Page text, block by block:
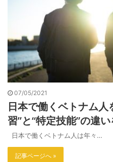
07/05/2021
日本で働くベトナム人
習”と“特定技能”の違
日本で働くベトナム人は年々…
記事ページへ »